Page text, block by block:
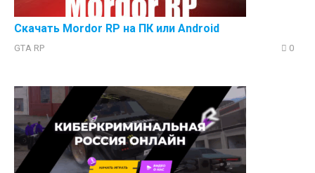
Скачать Mordor RP на ПК или Аndroid
GTA RP 0